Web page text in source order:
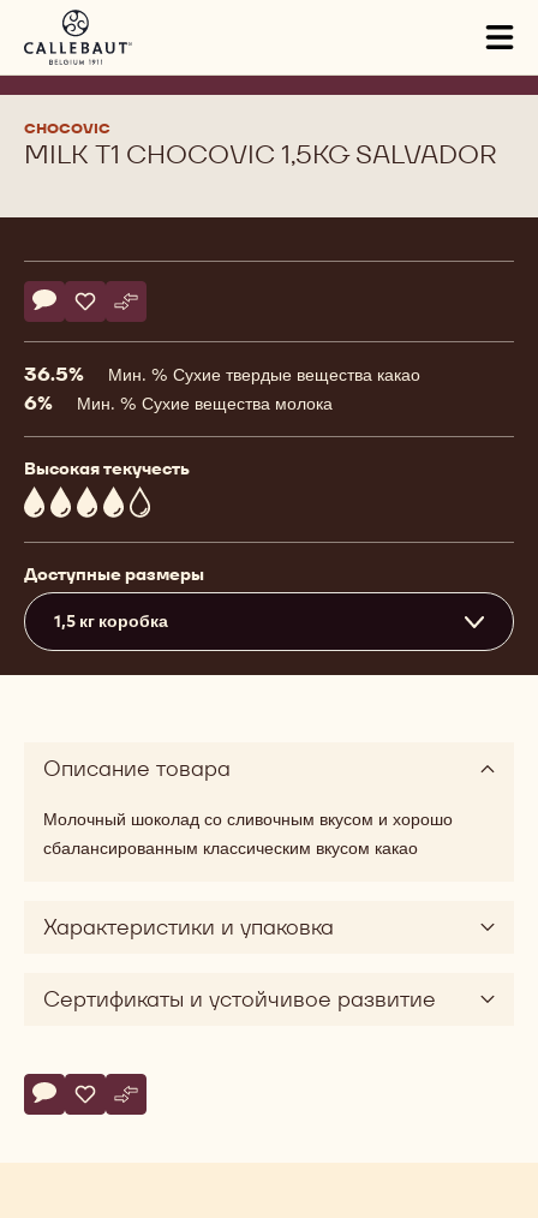
Skip to main content
CHOCOVIC
MILK T1 CHOCOVIC 1,5KG SALVADOR
information
Actions
Напишите комментарий
- Milk T1 Chocovic 1,5kg Salvador
Сохранить
- Milk T1 Chocovic 1,5kg Salvador
Сравнить
- Milk T1 Chocovic 1,5kg Salvador
36.5% Мин. % Сухие твердые вещества какао
6% Мин. % Сухие вещества молока
Высокая текучесть
4
Доступные размеры
1,5 кг коробка
Описание товара
Молочный шоколад со сливочным вкусом и хорошо
сбалансированным классическим вкусом какао
Характеристики и упаковка
Сертификаты и устойчивое развитие
Actions
Напишите комментарий
- Milk T1 Chocovic 1,5kg Salvador
Сохранить
- Milk T1 Chocovic 1,5kg Salvador
Сравнить
- Milk T1 Chocovic 1,5kg Salvador